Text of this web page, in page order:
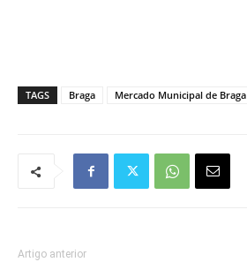
TAGS Braga Mercado Municipal de Braga
Artigo anterior